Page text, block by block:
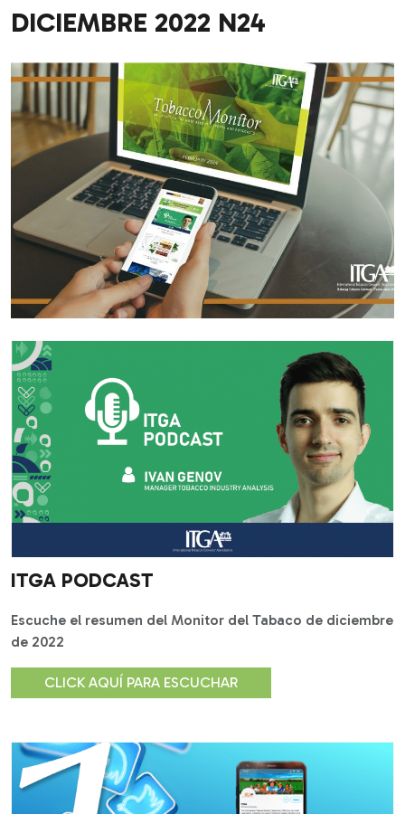
DICIEMBRE 2022 N24
ITGA PODCAST
Escuche el resumen del Monitor del Tabaco de diciembre
de 2022
CLICK AQUÍ PARA ESCUCHAR